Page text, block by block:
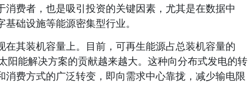
消费者，也是吸引投资的关键因素，尤其是在数据中
础设施等能源密集型行业。
在其装机容量上。目前，可再生能源占总装机容量的
阳能解决方案的贡献越来越大。这种向分布式发电的转
消费方式的广泛转变，即向需求中心靠拢，减少输电限